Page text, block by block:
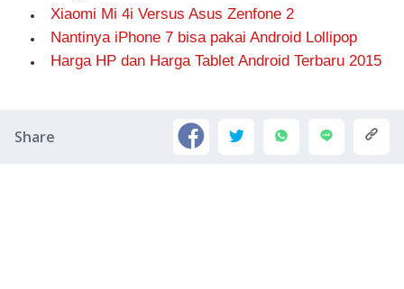
Xiaomi Mi 4i Versus Asus Zenfone 2
Nantinya iPhone 7 bisa pakai Android Lollipop
Harga HP dan Harga Tablet Android Terbaru 2015
Share